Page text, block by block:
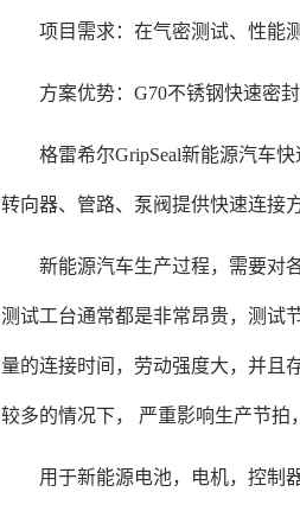
项目需求：在气密测试、性能
方案优势：G70不锈钢快速密封
格雷希尔GripSeal新能源汽车快
转向器、管路、泵阀提供快速连接
新能源汽车生产过程，需要对各
测试工台通常都是非常昂贵，测试
量的连接时间，劳动强度大，并且
较多的情况下， 严重影响生产节拍
用于新能源电池，电机，控制